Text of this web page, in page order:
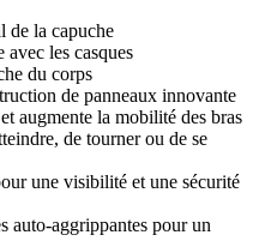
de la capuche
les casques
du corps
de panneaux innovante
augmente la mobilité des bras
de tourner ou de se
une visibilité et une sécurité
auto-aggrippantes pour un